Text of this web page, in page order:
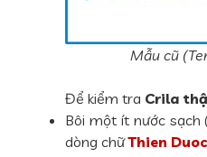
Mẫu cũ
Để kiểm tra Crila
Bôi một ít nước sạch
dòng chữThien